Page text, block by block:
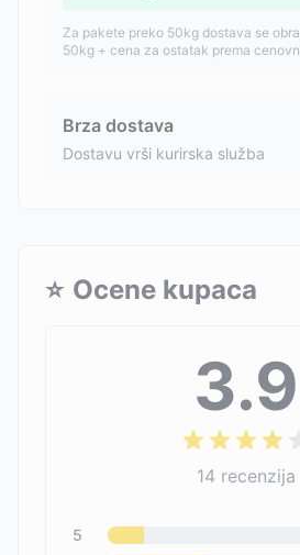
Za pakete preko 50kg dostava se
50kg + cena za ostatak prema
Brza dostava
Dostavu vrši kurirska služba
⭐ Ocene kupaca
3.9
14 recenzija
5